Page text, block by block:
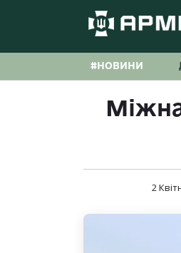
#НОВИНИ
2